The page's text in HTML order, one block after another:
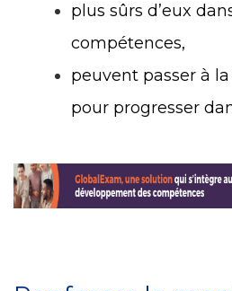
plus sûrs d’eux
compétences,
peuvent passer à
pour progresser